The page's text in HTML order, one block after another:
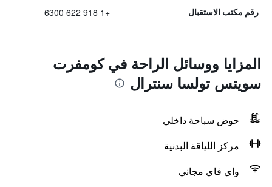
رقم مكتب الاستقبال +1 918 622 6300
المزايا ووسائل الراحة في كومفرت
سويتس تولسا سنترال
حوض سباحة داخلي
مركز اللياقة البدنية
واي فاي مجاني